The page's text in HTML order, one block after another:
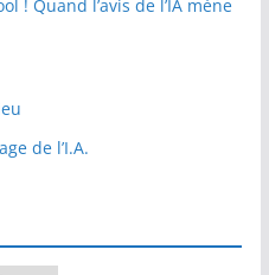
! Quand l’avis de l’IA mène
de l’I.A.